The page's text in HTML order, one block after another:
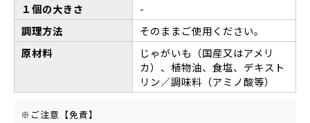
１個の大きさ
-
調理方法
そのままご使用ください。
原材料
じゃがいも（国産又はアメリ
カ）、植物油、食塩、デキスト
リン／調味料（アミノ酸等）
※ご注意【免責】